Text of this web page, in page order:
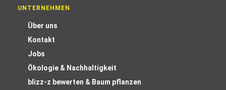
UNTERNEHMEN
Über uns
Kontakt
Jobs
Ökologie & Nachhaltigkeit
blizz-z bewerten & Baum pflanzen